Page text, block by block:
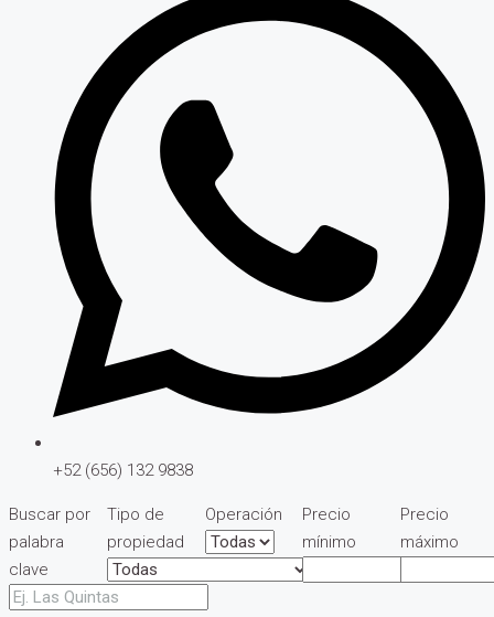
+52 (656) 132 9838
Buscar por
palabra
clave
Tipo de
propiedad
Operación
Precio
mínimo
Precio
máximo